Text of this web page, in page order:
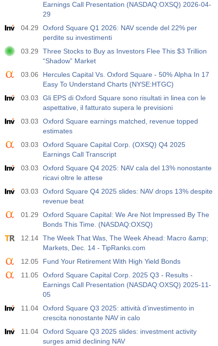
Earnings Call Presentation (NASDAQ:OXSQ) 2026-04-
29
04.29
Oxford Square Q1 2026: NAV scende del 22% per
perdite su investimenti
03.29
Three Stocks to Buy as Investors Flee This $3 Trillion
“Shadow” Market
03.06
Hercules Capital Vs. Oxford Square - 50% Alpha In 17
Easy To Understand Charts (NYSE:HTGC)
03.03
Gli EPS di Oxford Square sono risultati in linea con le
aspettative, il fatturato supera le previsioni
03.03
Oxford Square earnings matched, revenue topped
estimates
03.03
Oxford Square Capital Corp. (OXSQ) Q4 2025
Earnings Call Transcript
03.03
Oxford Square Q4 2025: NAV cala del 13% nonostante
ricavi oltre le attese
03.03
Oxford Square Q4 2025 slides: NAV drops 13% despite
revenue beat
01.29
Oxford Square Capital: We Are Not Impressed By The
Bonds This Time. (NASDAQ:OXSQ)
12.14 The Week That Was, The Week Ahead: Macro &amp;
Markets, Dec. 14 - TipRanks.com
12.05
Fund Your Retirement With High Yield Bonds
11.05
Oxford Square Capital Corp. 2025 Q3 - Results -
Earnings Call Presentation (NASDAQ:OXSQ) 2025-11-
05
11.04 Oxford Square Q3 2025: attività d’investimento in
crescita nonostante NAV in calo
11.04 Oxford Square Q3 2025 slides: investment activity
surges amid declining NAV